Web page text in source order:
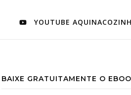
YOUTUBE
BAIXE GRATUITAMENTE O